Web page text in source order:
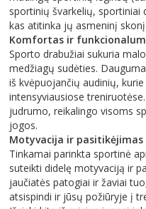
sportinių švarkelių, sportiniai
kas atitinka jų asmeninį
Komfortas ir
Sporto drabužiai sukuria
medžiagų sudėties.
iš kvėpuojančių audinių,
intensyviausiose
judrumo, reikalingo visoms
jogos.
Motyvacija ir pasitikėjimas
Tinkamai parinkta sportinė
suteikti didelę motyvaciją ir
jaučiatės patogiai ir žaviai
atsispindi ir jūsų požiūryje į